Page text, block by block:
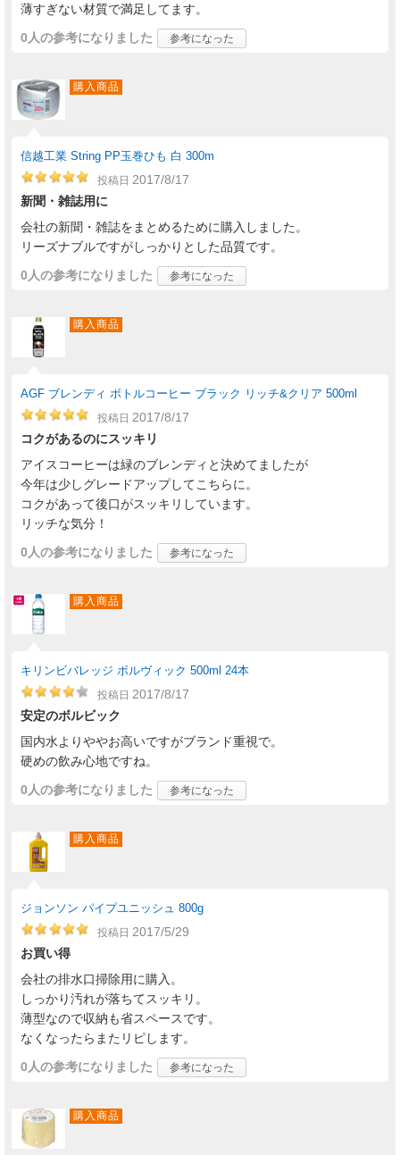
薄すぎない材質で満足してます。
0人の参考になりました 参考になった
購入商品
信越工業 String PP玉巻ひも 白 300m
投稿日 2017/8/17
新聞・雑誌用に
会社の新聞・雑誌をまとめるために購入しました。
リーズナブルですがしっかりとした品質です。
0人の参考になりました 参考になった
購入商品
AGF ブレンディ ボトルコーヒー ブラック リッチ&クリア 500ml
投稿日 2017/8/17
コクがあるのにスッキリ
アイスコーヒーは緑のブレンディと決めてましたが
今年は少しグレードアップしてこちらに。
コクがあって後口がスッキリしています。
リッチな気分！
0人の参考になりました 参考になった
購入商品
キリンビバレッジ ボルヴィック 500ml 24本
投稿日 2017/8/17
安定のボルビック
国内水よりややお高いですがブランド重視で。
硬めの飲み心地ですね。
0人の参考になりました 参考になった
購入商品
ジョンソン パイプユニッシュ 800g
投稿日 2017/5/29
お買い得
会社の排水口掃除用に購入。
しっかり汚れが落ちてスッキリ。
薄型なので収納も省スペースです。
なくなったらまたリピします。
0人の参考になりました 参考になった
購入商品